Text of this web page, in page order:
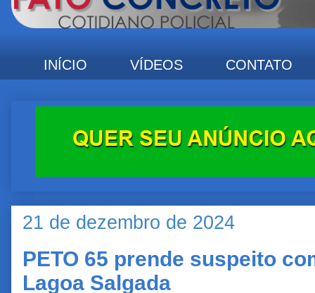
INÍCIO VÍDEOS CONTATO
21 de dezembro de 2024
PETO 65 prende suspeito
Lagoa Salgada